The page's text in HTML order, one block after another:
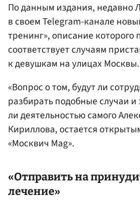
По данным издания, недавно
в своем Telegram-канале
тренинг», описание которого
соответствует случаям
к девушкам на улицах Москвы.
«Вопрос о том, будут ли
разбирать подобные случаи
ли деятельностью самого
Кириллова, остается
«Москвич Mag».
«Отправить на
лечение»